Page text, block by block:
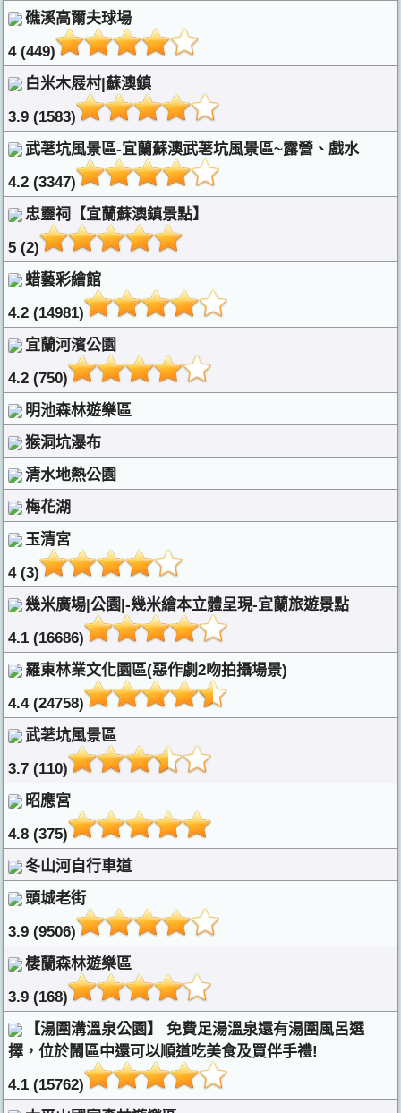
礁溪高爾夫球場
4 (449)
白米木屐村|蘇澳鎮
3.9 (1583)
武荖坑風景區-宜蘭蘇澳武荖坑風景區~露營、戲水
4.2 (3347)
忠靈祠【宜蘭蘇澳鎮景點】
5 (2)
蜡藝彩繪館
4.2 (14981)
宜蘭河濱公園
4.2 (750)
明池森林遊樂區
猴洞坑瀑布
清水地熱公園
梅花湖
玉清宮
4 (3)
幾米廣場|公園|-幾米繪本立體呈現-宜蘭旅遊景點
4.1 (16686)
羅東林業文化園區(惡作劇2吻拍攝場景)
4.4 (24758)
武荖坑風景區
3.7 (110)
昭應宮
4.8 (375)
冬山河自行車道
頭城老街
3.9 (9506)
棲蘭森林遊樂區
3.9 (168)
【湯圍溝溫泉公園】 免費足湯溫泉還有湯圍風呂選
擇，位於鬧區中還可以順道吃美食及買伴手禮!
4.1 (15762)